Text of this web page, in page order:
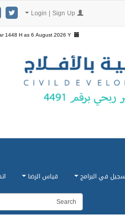
1448 H as6 August 2026 Y
في البرامج قياس الرضا